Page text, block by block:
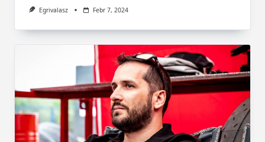
Egrivalasz Febr 7, 2024